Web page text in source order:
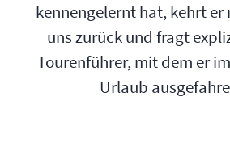
kennengelernt hat, kehrt er
uns zurück und fragt
Tourenführer, mit dem er
Urlaub